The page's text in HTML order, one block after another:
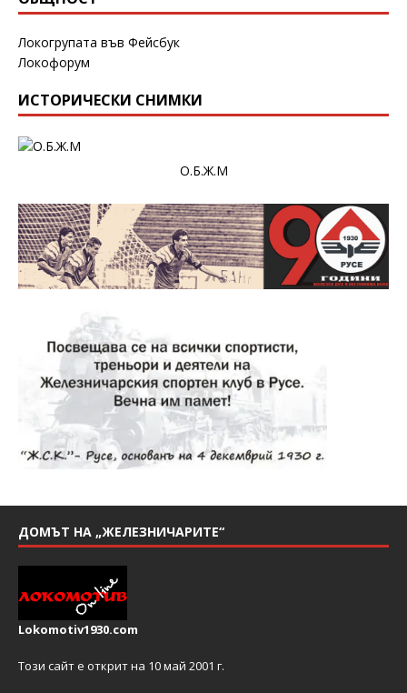
Локогрупата във Фейсбук
Локофорум
ИСТОРИЧЕСКИ СНИМКИ
О.Б.Ж.М
ДОМЪТ НА „ЖЕЛЕЗНИЧАРИТЕ“
Lokomotiv1930.com
Този сайт е открит на 10 май 2001 г.